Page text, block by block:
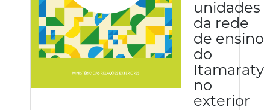
unidades
da rede
de ensino
do
Itamaraty
no
exterior